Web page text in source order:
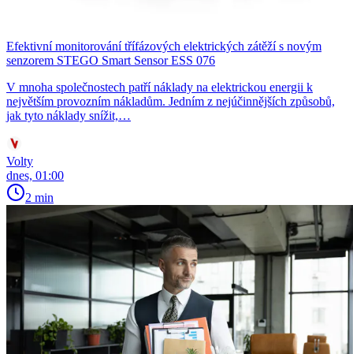
Efektivní monitorování třífázových elektrických zátěží s novým
senzorem STEGO Smart Sensor ESS 076
V mnoha společnostech patří náklady na elektrickou energii k
největším provozním nákladům. Jedním z nejúčinnějších způsobů,
jak tyto náklady snížit,…
Volty
dnes, 01:00
2 min